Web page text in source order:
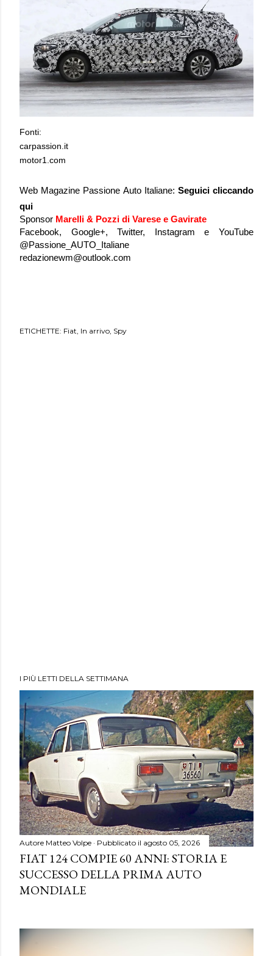
Fonti:
carpassion.it
motor1.com
Web Magazine Passione Auto Italiane: Seguici cliccando
qui
Sponsor Marelli & Pozzi di Varese e Gavirate
Facebook, Google+, Twitter, Instagram e YouTube
@Passione_AUTO_Italiane
redazionewm@outlook.com
ETICHETTE: Fiat In arrivo Spy
I PIÙ LETTI DELLA SETTIMANA
Autore Matteo Volpe Pubblicato il agosto 05, 2026
FIAT 124 COMPIE 60 ANNI: STORIA E
SUCCESSO DELLA PRIMA AUTO
MONDIALE